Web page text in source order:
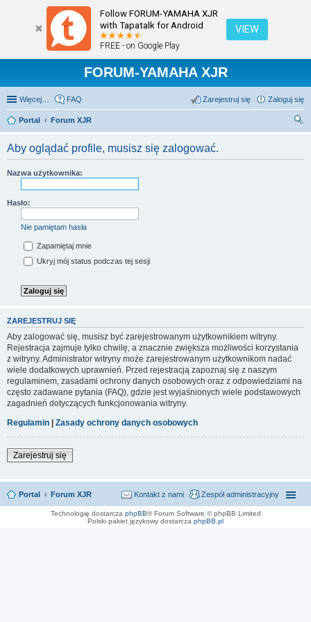
Follow FORUM-YAMAHA XJR
with Tapatalk for Android
FREE - on Google Play
VIEW
FORUM-YAMAHA XJR
Więcej… FAQ Zaloguj się
Zarejestruj się
Portal
Forum XJR
Aby oglądać profile, musisz się zalogować.
Nazwa użytkownika:
Hasło:
Nie pamiętam hasła
Zapamiętaj mnie
Ukryj mój status podczas tej sesji
ZAREJESTRUJ SIĘ
Aby zalogować się, musisz być zarejestrowanym użytkownikiem witryny.
Rejestracja zajmuje tylko chwilę, a znacznie zwiększa możliwości korzystania
z witryny. Administrator witryny może zarejestrowanym użytkownikom nadać
wiele dodatkowych uprawnień. Przed rejestracją zapoznaj się z naszym
regulaminem, zasadami ochrony danych osobowych oraz z odpowiedziami na
często zadawane pytania (FAQ), gdzie jest wyjaśnionych wiele podstawowych
zagadnień dotyczących funkcjonowania witryny.
Regulamin
Zasady ochrony danych osobowych
Zarejestruj się
Portal Forum XJR Zespół administracyjny
Kontakt z nami
Technologię dostarcza phpBB® Forum Software © phpBB Limited
Polski pakiet językowy dostarcza phpBB.pl